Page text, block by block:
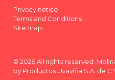
Privacy notice
Terms and Conditions
Site map
© 2026 All rights reserved.
by Productos Uvaviña S.A. de